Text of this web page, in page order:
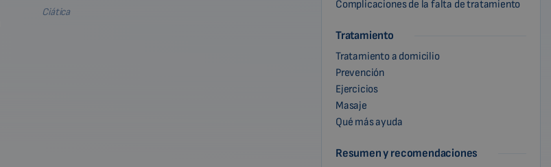
Complicaciones de la falta de tratamiento
Tratamiento
Tratamiento a domicilio
Prevención
Ejercicios
Masaje
Qué más ayuda
Resumen y recomendaciones
Ciática